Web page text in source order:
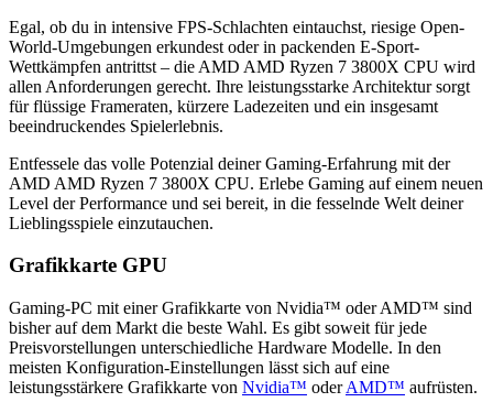
Egal, ob du in intensive FPS-Schlachten eintauchst, riesige Open-
World-Umgebungen erkundest oder in packenden E-Sport-
Wettkämpfen antrittst – die ‎AMD AMD Ryzen 7 3800X CPU wird
allen Anforderungen gerecht. Ihre leistungsstarke Architektur sorgt
für flüssige Frameraten, kürzere Ladezeiten und ein insgesamt
beeindruckendes Spielerlebnis.
Entfessele das volle Potenzial deiner Gaming-Erfahrung mit der
‎AMD AMD Ryzen 7 3800X CPU. Erlebe Gaming auf einem neuen
Level der Performance und sei bereit, in die fesselnde Welt deiner
Lieblingsspiele einzutauchen.
Grafikkarte GPU
Gaming-PC mit einer Grafikkarte von Nvidia™ oder AMD™ sind
bisher auf dem Markt die beste Wahl. Es gibt soweit für jede
Preisvorstellungen unterschiedliche Hardware Modelle. In den
meisten Konfiguration-Einstellungen lässt sich auf eine
leistungsstärkere Grafikkarte von Nvidia™ oderAMD™ aufrüsten.